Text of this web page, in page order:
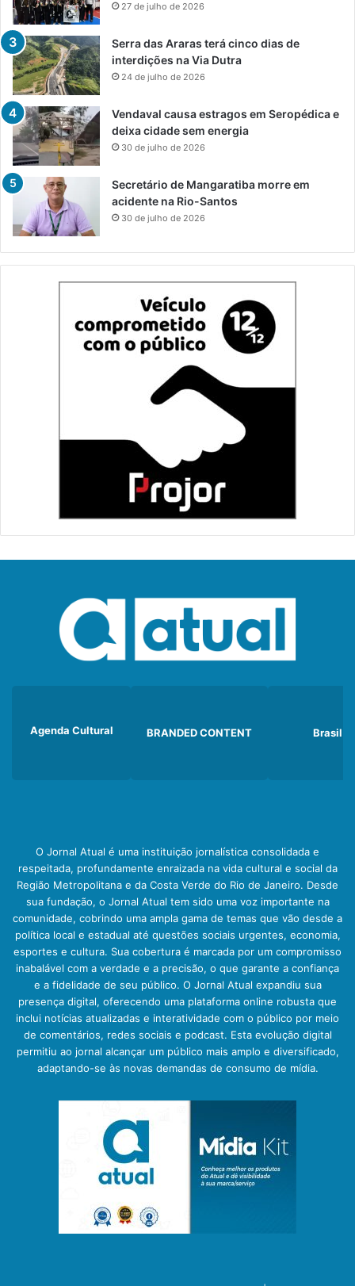
27 de julho de 2026
Serra das Araras terá cinco dias de
interdições na Via Dutra
24 de julho de 2026
Vendaval causa estragos em Seropédica e
deixa cidade sem energia
30 de julho de 2026
Secretário de Mangaratiba morre em
acidente na Rio-Santos
30 de julho de 2026
Agenda Cultural BRANDED CONTENT Brasil
O Jornal Atual é uma instituição jornalística consolidada e
respeitada, profundamente enraizada na vida cultural e social da
Região Metropolitana e da Costa Verde do Rio de Janeiro. Desde
sua fundação, o Jornal Atual tem sido uma voz importante na
comunidade, cobrindo uma ampla gama de temas que vão desde a
política local e estadual até questões sociais urgentes, economia,
esportes e cultura. Sua cobertura é marcada por um compromisso
inabalável com a verdade e a precisão, o que garante a confiança
e a fidelidade de seu público. O Jornal Atual expandiu sua
presença digital, oferecendo uma plataforma online robusta que
inclui notícias atualizadas e interatividade com o público por meio
de comentários, redes sociais e podcast. Esta evolução digital
permitiu ao jornal alcançar um público mais amplo e diversificado,
adaptando-se às novas demandas de consumo de mídia.